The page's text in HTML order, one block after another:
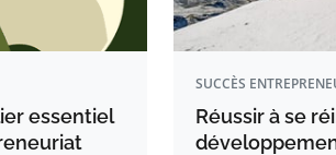
essentiel
SUCCÈS
Réussir à se